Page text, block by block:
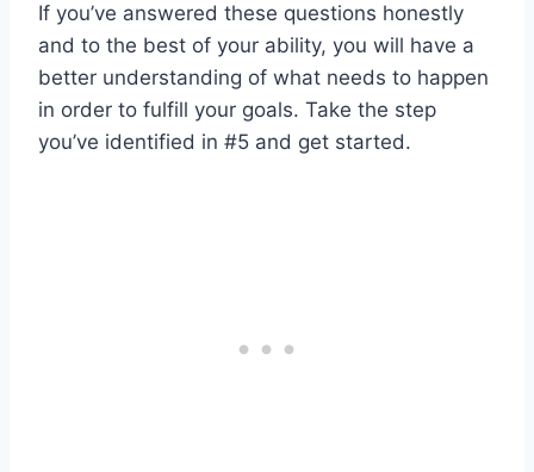
If you’ve answered these questions honestly
and to the best of your ability, you will have a
better understanding of what needs to happen
in order to fulfill your goals. Take the step
you’ve identified in #5 and get started.